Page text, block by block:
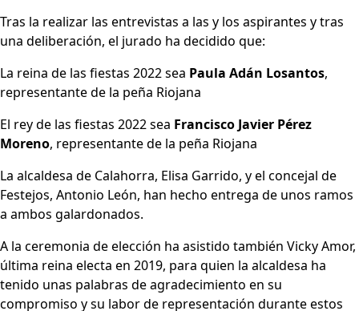
Tras la realizar las entrevistas a las y los aspirantes y tras
una deliberación, el jurado ha decidido que:
La reina de las fiestas 2022 sea Paula Adán Losantos,
representante de la peña Riojana
El rey de las fiestas 2022 sea Francisco Javier Pérez
Moreno, representante de la peña Riojana
La alcaldesa de Calahorra, Elisa Garrido, y el concejal de
Festejos, Antonio León, han hecho entrega de unos ramos
a ambos galardonados.
A la ceremonia de elección ha asistido también Vicky Amor,
última reina electa en 2019, para quien la alcaldesa ha
tenido unas palabras de agradecimiento en su
compromiso y su labor de representación durante estos